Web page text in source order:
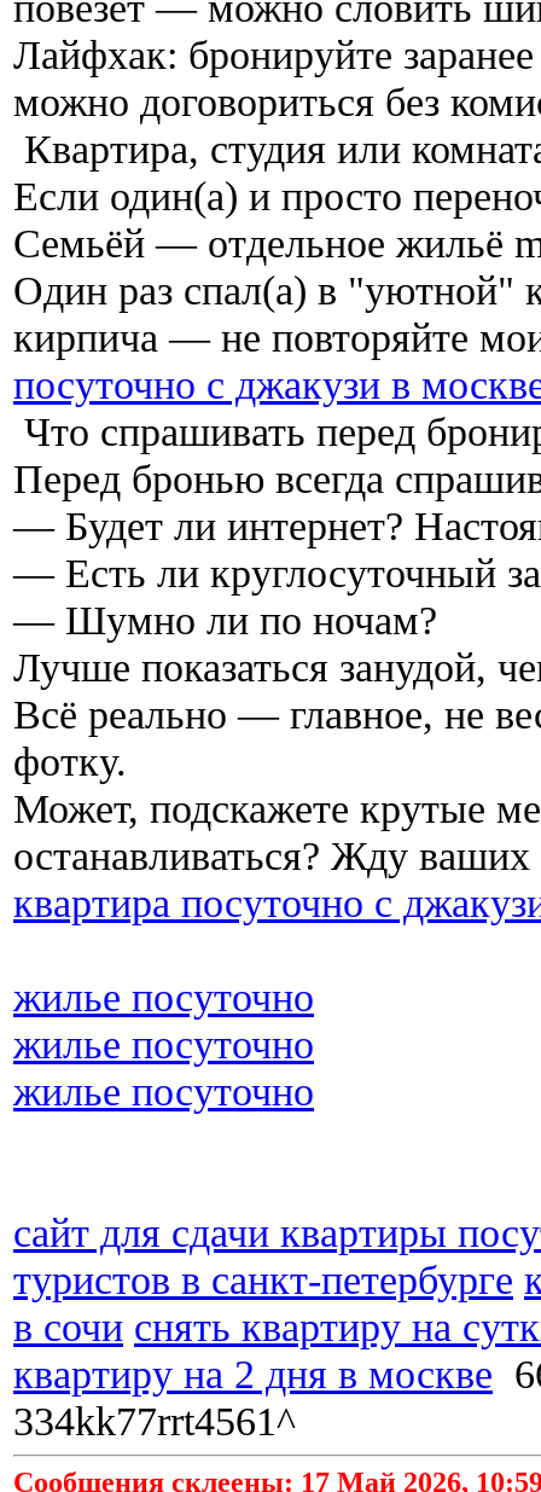
Лайфхак: бронируйте
можно договориться без
Квартира, студия или
Если один(а) и просто
Семьёй — отдельное жильё
Один раз спал(а) в "уютной"
кирпича — не повторяйте
посуточно с джакузи в
Что спрашивать перед
Перед бронью всегда
— Будет ли интернет?
— Есть ли круглосуточный
— Шумно ли по ночам?
Лучше показаться занудой,
Всё реально — главное, не
фотку.
Может, подскажете крутые
останавливаться? Жду
квартира посуточно с
жилье посуточно
жилье посуточно
жилье посуточно
сайт для сдачи квартиры
туристов в санкт-петербурге
в сочи снять квартиру на
квартиру на 2 дня в москве
334kk77rrt4561^
Сообщения склеены: 17 Май 2026,